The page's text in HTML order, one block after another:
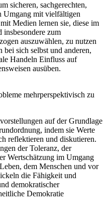
sicheren, sachgerechten,
Umgang mit vielfältigen
Medien lernen sie, diese im
zum
auszuwählen, zu nutzen
bei sich selbst und anderen,
Handeln Einfluss auf
ausüben.
mehrperspektivisch zu
auf der Grundlage
indem sie Werte
reflektieren und diskutieren.
der Toleranz, der
Wertschätzung im Umgang
dem Menschen und vor
die Fähigkeit und
demokratischer
Demokratie